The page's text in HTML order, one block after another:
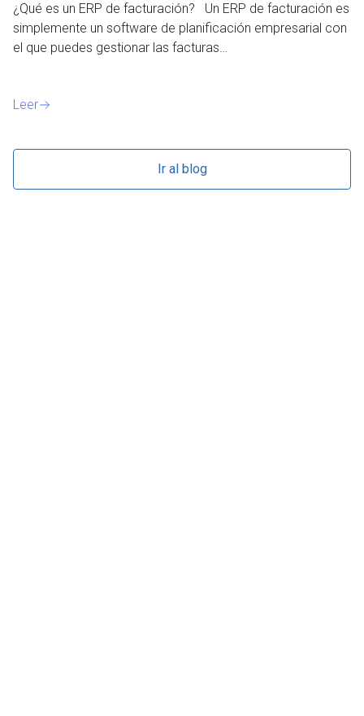
¿Qué es un ERP de facturación? Un ERP de facturación es
simplemente un software de planificación empresarial con
el que puedes gestionar las facturas…
Leer
Ir al blog